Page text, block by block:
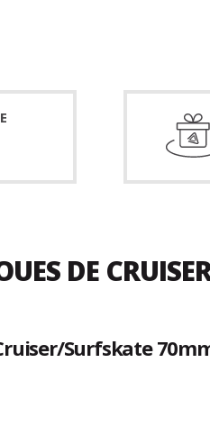
DE
Surfskate